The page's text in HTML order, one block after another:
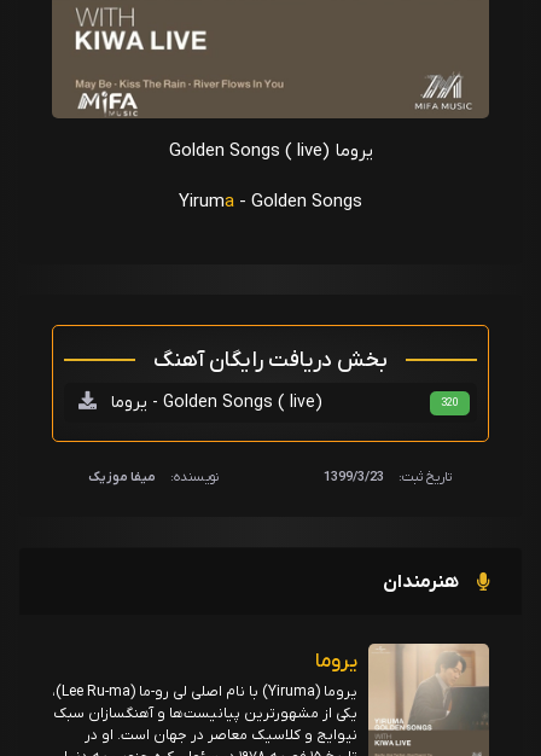
یروما Golden Songs ( live)
Yiruma - Golden Songs
بخش دریافت رایگان آهنگ
یروما - Golden Songs ( live) 320
تاریخ ثبت: 1399/3/23 نویسنده: میفا موزیک
هنرمندان
یروما
یروما (Yiruma) با نام اصلی لی رو-ما (Lee Ru-ma)،
یکی از مشهورترین پیانیست‌ها و آهنگسازان سبک
نیوایج و کلاسیک معاصر در جهان است. او در